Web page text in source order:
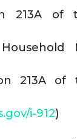
213A of
213A of
i-912)